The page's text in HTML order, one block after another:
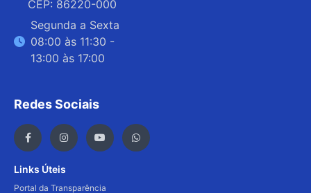
CEP: 86220-000
Segunda a Sexta
08:00 às 11:30 -
13:00 às 17:00
Redes Sociais
Links Úteis
Portal da Transparência